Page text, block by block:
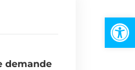
Ouvrir
demande